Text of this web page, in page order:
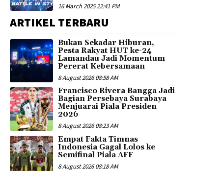
16 March 2025 22:41 PM
ARTIKEL TERBARU
Bukan Sekadar Hiburan,
Pesta Rakyat HUT ke-24
Lamandau Jadi Momentum
Pererat Kebersamaan
8 August 2026 08:58 AM
Francisco Rivera Bangga Jadi
Bagian Persebaya Surabaya
Menjuarai Piala Presiden
2026
8 August 2026 08:23 AM
Empat Fakta Timnas
Indonesia Gagal Lolos ke
Semifinal Piala AFF
8 August 2026 08:18 AM